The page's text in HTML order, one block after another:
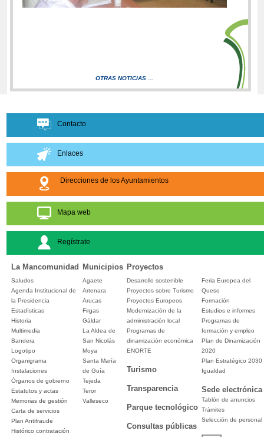
OTRAS NOTICIAS ...
Contacto
Enlaces
Direcciones de los Ayuntamientos
Mapa web
Regístrate
La Mancomunidad Municipios Proyectos
Saludos
Agenda Institucional de
la Presidencia
Estadísticas
Historia
Multimedia
Bandera
Logotipo
Organigrama
Instalaciones
Órganos de gobierno
Estatutos y actas
Memorias de gestión
Carta de servicios
Plan Antifraude
Histórico contratación
Agaete
Artenara
Arucas
Firgas
Gáldar
La Aldea de
San Nicolás
Moya
Santa María
de Guía
Tejeda
Teror
Valleseco
Desarrollo sostenible
Proyectos sobre Turismo
Proyectos Europeos
Modernización de la
administración local
Programas de
dinamización económica
ENORTE
Turismo
Transparencia
Parque tecnológico
Consultas públicas
Feria Europea del
Queso
Formación
Estudios e informes
Programas de
formación y empleo
Plan de Dinamización
2020
Plan Estratégico 2030
Igualdad
Sede electrónica
Tablón de anuncios
Trámites
Selección de personal